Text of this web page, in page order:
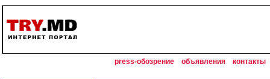
press-обозрение объявления контакты